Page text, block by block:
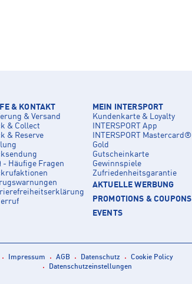
& KONTAKT
& Versand
& Collect
& Reserve
- Häufige Fragen
MEIN INTERSPORT
Kundenkarte & Loyalty
INTERSPORT App
INTERSPORT Mastercard®
Gold
Gutscheinkarte
Gewinnspiele
Zufriedenheitsgarantie
AKTUELLE WERBUNG
PROMOTIONS & COUPONS
EVENTS
Impressum AGB Datenschutz
Cookie Policy
Datenschutzeinstellungen